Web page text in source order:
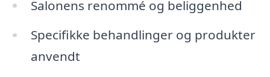
Salonens renommé og beliggenhed
Specifikke behandlinger og produkter
anvendt